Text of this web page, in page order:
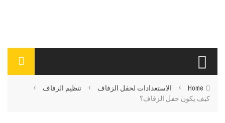
Home
› الاستعدادات لحفل الزفاف › تنظيم الزفاف ›
كيف يكون حفل الزفاف؟